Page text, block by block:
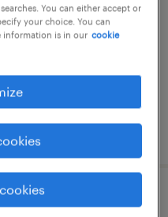
／一般事務/軽作業
You can either accept or
your choice. You can
information is in our cookie